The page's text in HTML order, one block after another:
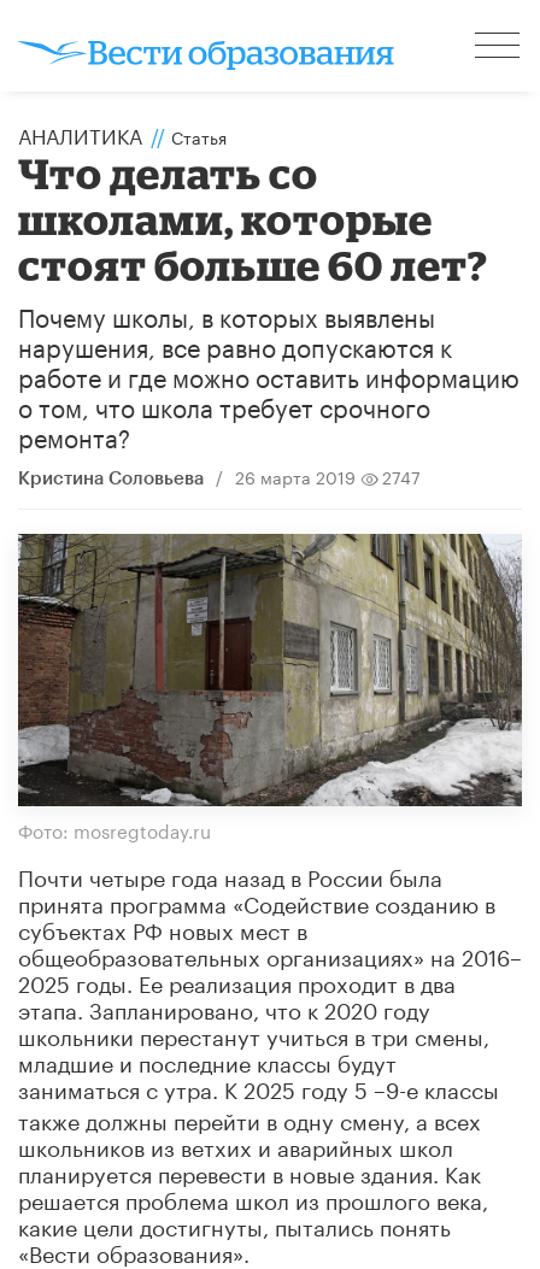
АНАЛИТИКА // Статья
Что делать со
школами, которые
стоят больше 60 лет?
Почему школы, в которых выявлены
нарушения, все равно допускаются к
работе и где можно оставить информацию
о том, что школа требует срочного
ремонта?
Кристина Соловьева / 26 марта 2019 2747
Фото: mosregtoday.ru
Почти четыре года назад в России была
принята программа «Содействие созданию в
субъектах РФ новых мест в
общеобразовательных организациях» на 2016–
2025 годы. Ее реализация проходит в два
этапа. Запланировано, что к 2020 году
школьники перестанут учиться в три смены,
младшие и последние классы будут
заниматься с утра. К 2025 году 5–9-е классы
также должны перейти в одну смену, а всех
школьников из ветхих и аварийных школ
планируется перевести в новые здания. Как
решается проблема школ из прошлого века,
какие цели достигнуты, пытались понять
«Вести образования».